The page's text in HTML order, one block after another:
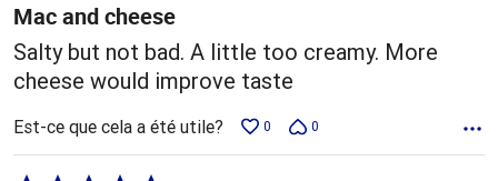
Mac and cheese
Salty but not bad. A little too creamy. More
cheese would improve taste
Est-ce que cela a été utile? 0 0